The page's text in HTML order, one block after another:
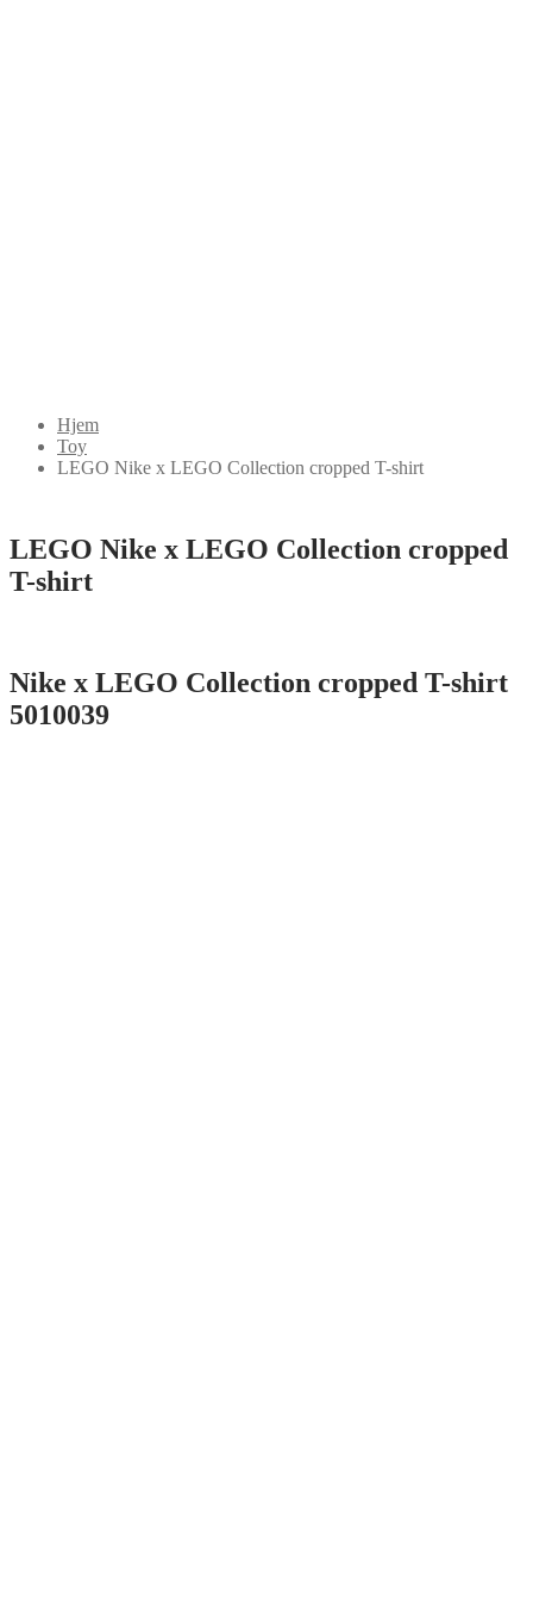
Hjem
Toy
LEGO Nike x LEGO Collection cropped T-shirt
LEGO Nike x LEGO Collection cropped
T-shirt
Nike x LEGO Collection cropped T-shirt
5010039